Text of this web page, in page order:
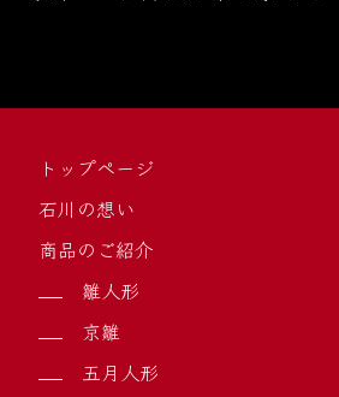
トップページ
石川の想い
商品のご紹介
雛人形
京雛
五月人形